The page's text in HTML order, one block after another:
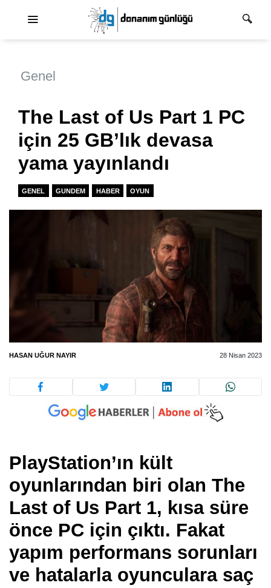
Genel
The Last of Us Part 1 PC
için 25 GB’lık devasa
yama yayınlandı
GENEL GUNDEM HABER OYUN
HASAN UĞUR NAYIR 28 Nisan 2023
PlayStation’ın kült
oyunlarından biri olan The
Last of Us Part 1, kısa süre
önce PC için çıktı. Fakat
yapım performans sorunları
ve hatalarla oyunculara saç